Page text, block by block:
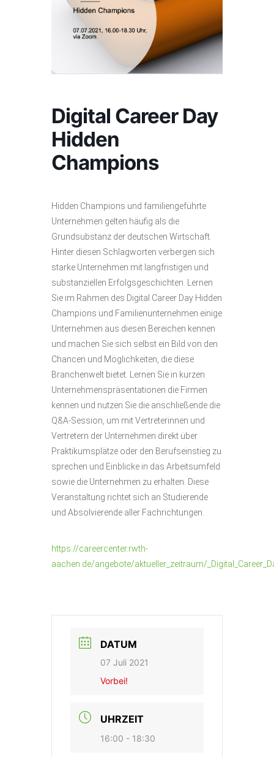
Digital Career Day
Hidden
Champions
Hidden Champions und familiengeführte
Unternehmen gelten häufig als die
Grundsubstanz der deutschen Wirtschaft.
Hinter diesen Schlagworten verbergen sich
starke Unternehmen mit langfristigen und
substanziellen Erfolgsgeschichten. Lernen
Sie im Rahmen des Digital Career Day Hidden
Champions und Familienunternehmen einige
Unternehmen aus diesen Bereichen kennen
und machen Sie sich selbst ein Bild von den
Chancen und Möglichkeiten, die diese
Branchenwelt bietet. Lernen Sie in kurzen
Unternehmenspräsentationen die Firmen
kennen und nutzen Sie die anschließende die
Q&A-Session, um mit Vertreterinnen und
Vertretern der Unternehmen direkt über
Praktikumsplätze oder den Berufseinstieg zu
sprechen und Einblicke in das Arbeitsumfeld
sowie die Unternehmen zu erhalten. Diese
Veranstaltung richtet sich an Studierende
und Absolvierende aller Fachrichtungen.
https://careercenter.rwth-
aachen.de/angebote/aktueller_zeitraum/
DATUM
07 Juli 2021
Vorbei!
UHRZEIT
16:00 - 18:30